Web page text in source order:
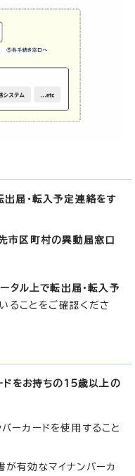
出届・転入予定連絡をす
市区町村の異動届窓口
タル上で転出届・転入予
ることをご確認くださ
ドをお持ちの15歳以上の
ーカードを使用すること
有効なマイナンバーカ